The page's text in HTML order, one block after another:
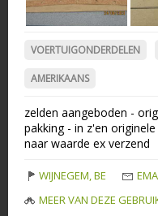
VOERTUIGONDERDELEN
AMERIKAANS
zelden aangeboden -
pakking - in z'en
naar waarde ex verzend
WIJNEGEM, BE
MEER VAN DEZE